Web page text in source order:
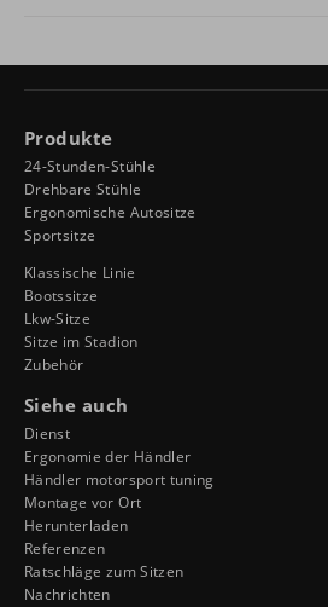
Produkte
24-Stunden-Stühle
Drehbare Stühle
Ergonomische Autositze
Sportsitze
Klassische Linie
Bootssitze
Lkw-Sitze
Sitze im Stadion
Zubehör
Siehe auch
Dienst
Ergonomie der Händler
Händler motorsport tuning
Montage vor Ort
Herunterladen
Referenzen
Ratschläge zum Sitzen
Nachrichten